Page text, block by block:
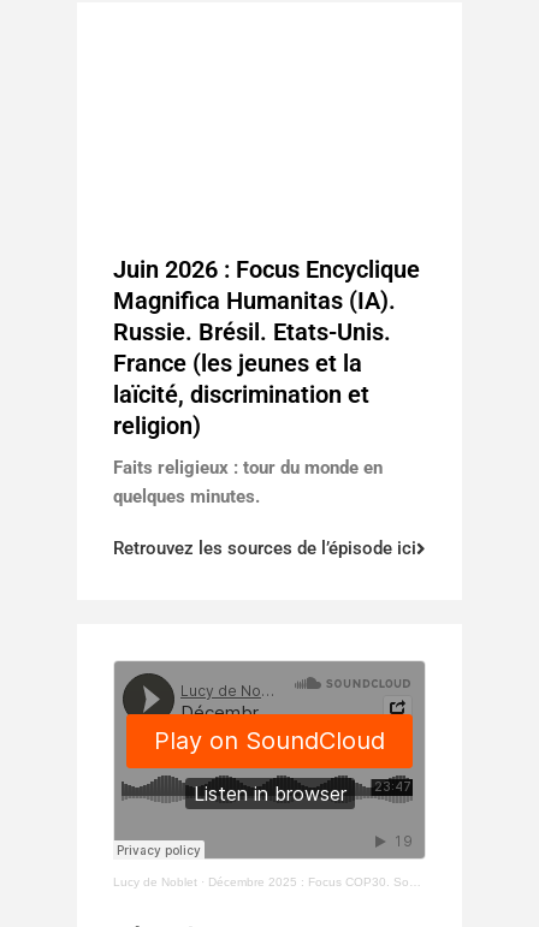
Juin 2026 : Focus Encyclique
Magnifica Humanitas (IA).
Russie. Brésil. Etats-Unis.
France (les jeunes et la
laïcité, discrimination et
religion)
Faits religieux : tour du monde en
quelques minutes.
Retrouvez les sources de l’épisode ici
Lucy de Noblet · Décembre 2025 : Focus COP30. Sondage IFOP Musulmans. Sarah Mullaly, archevêque de Canterbury.